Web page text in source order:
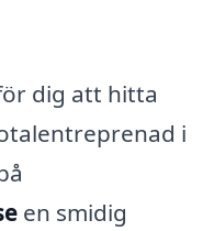
dig att hitta
i
en smidig